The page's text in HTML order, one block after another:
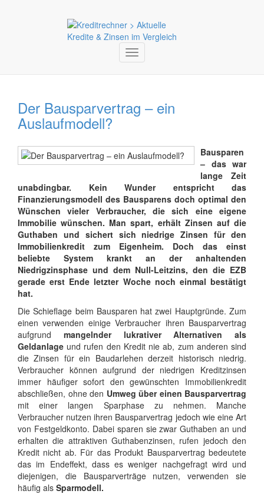
Toggle
navigation
Der Bausparvertrag – ein
Auslaufmodell?
Bausparen
– das war
lange Zeit
unabdingbar. Kein Wunder entspricht das
Finanzierungsmodell des Bausparens doch optimal den
Wünschen vieler Verbraucher, die sich eine eigene
Immobilie wünschen. Man spart, erhält Zinsen auf die
Guthaben und sichert sich niedrige Zinsen für den
Immobilienkredit zum Eigenheim. Doch das einst
beliebte System krankt an der anhaltenden
Niedrigzinsphase und dem Null-Leitzins, den die EZB
gerade erst Ende letzter Woche noch einmal bestätigt
hat.
Die Schieflage beim Bausparen hat zwei Hauptgründe. Zum
einen verwenden einige Verbraucher ihren Bausparvertrag
aufgrund mangelnder lukrativer Alternativen als
Geldanlage und rufen den Kredit nie ab, zum anderen sind
die Zinsen für ein Baudarlehen derzeit historisch niedrig.
Verbraucher können aufgrund der niedrigen Kreditzinsen
immer häufiger sofort den gewünschten Immobilienkredit
abschließen, ohne den Umweg über einen Bausparvertrag
mit einer langen Sparphase zu nehmen. Manche
Verbraucher nutzen ihren Bausparvertrag jedoch wie eine Art
von Festgeldkonto. Dabei sparen sie zwar Guthaben an und
erhalten die attraktiven Guthabenzinsen, rufen jedoch den
Kredit nicht ab. Für das Produkt Bausparvertrag bedeutete
das im Endeffekt, dass es weniger nachgefragt wird und
diejenigen, die Bausparverträge nutzen, verwenden sie
häufig als Sparmodell.